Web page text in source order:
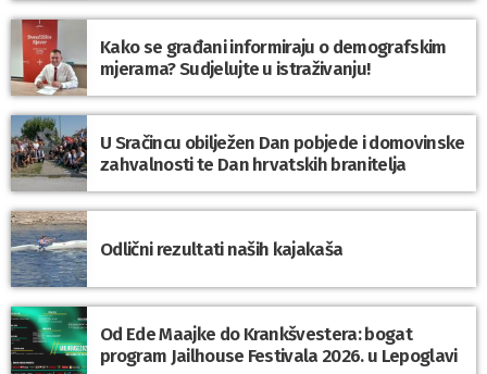
Kako se građani informiraju o demografskim
mjerama? Sudjelujte u istraživanju!
U Sračincu obilježen Dan pobjede i domovinske
zahvalnosti te Dan hrvatskih branitelja
Odlični rezultati naših kajakaša
Od Ede Maajke do Krankšvestera: bogat
program Jailhouse Festivala 2026. u Lepoglavi